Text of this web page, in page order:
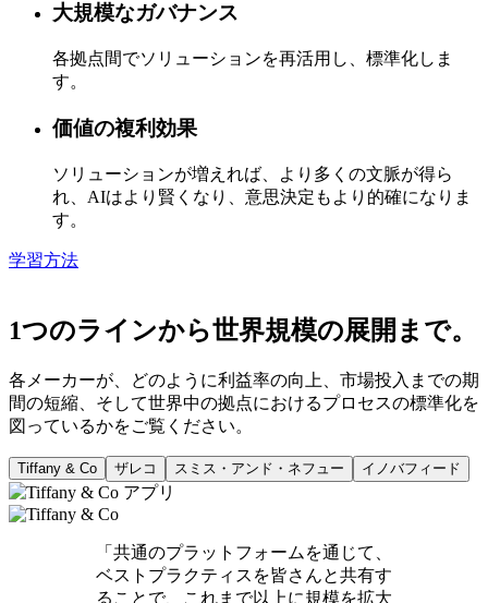
大規模なガバナンス
各拠点間でソリューションを再活用し、標準化しま
す。
価値の複利効果
ソリューションが増えれば、より多くの文脈が得ら
れ、AIはより賢くなり、意思決定もより的確になりま
す。
学習方法
1つのラインから世界規模の展開まで。
各メーカーが、どのように利益率の向上、市場投入までの期
間の短縮、そして世界中の拠点におけるプロセスの標準化を
図っているかをご覧ください。
Tiffany & Co ザレコ スミス・アンド・ネフュー イノバフィード
「共通のプラットフォームを通じて、
ベストプラクティスを皆さんと共有す
ることで、これまで以上に規模を拡大